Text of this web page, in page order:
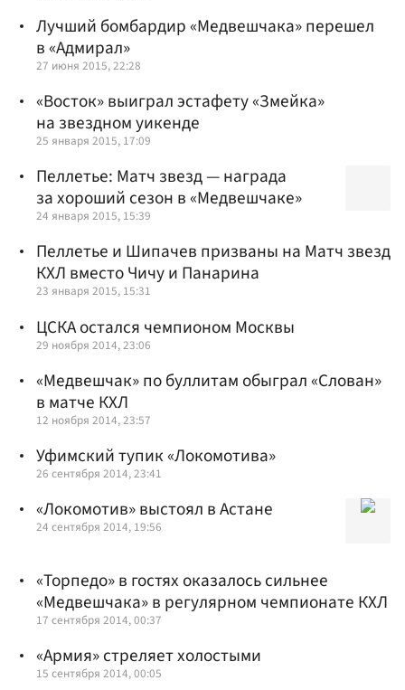
Лучший бомбардир «Медвешчака» перешел
в «Адмирал»
27 июня 2015, 22:28
«Восток» выиграл эстафету «Змейка»
на звездном уикенде
25 января 2015, 17:09
Пеллетье: Матч звезд — награда
за хороший сезон в «Медвешчаке»
24 января 2015, 15:39
Пеллетье и Шипачев призваны на Матч звезд
КХЛ вместо Чичу и Панарина
23 января 2015, 15:31
ЦСКА остался чемпионом Москвы
29 ноября 2014, 23:06
«Медвешчак» по буллитам обыграл «Слован»
в матче КХЛ
12 ноября 2014, 23:57
Уфимский тупик «Локомотива»
26 сентября 2014, 23:41
«Локомотив» выстоял в Астане
24 сентября 2014, 19:56
«Торпедо» в гостях оказалось сильнее
«Медвешчака» в регулярном чемпионате КХЛ
17 сентября 2014, 00:37
«Армия» стреляет холостыми
15 сентября 2014, 00:05